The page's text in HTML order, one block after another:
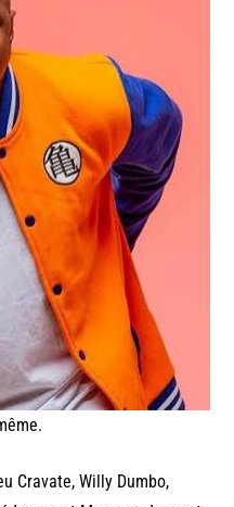
Cravate, Willy Dumbo,